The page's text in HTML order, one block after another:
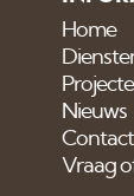
Home
Nieuws
Contact
Vraag